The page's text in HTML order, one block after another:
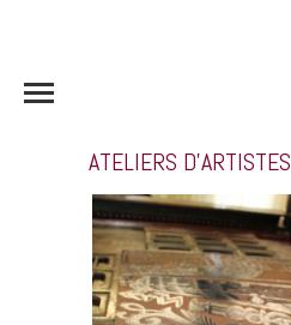
ATELIERS D’ARTISTES